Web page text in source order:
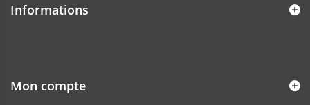
Informations
Mon compte